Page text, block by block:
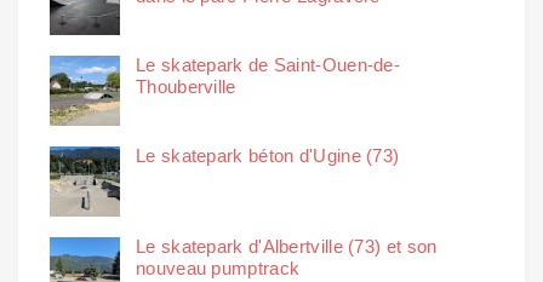
Le skatepark de Saint-Ouen-de-
Thouberville
Le skatepark béton d'Ugine (73)
Le skatepark d'Albertville (73) et son
nouveau pumptrack